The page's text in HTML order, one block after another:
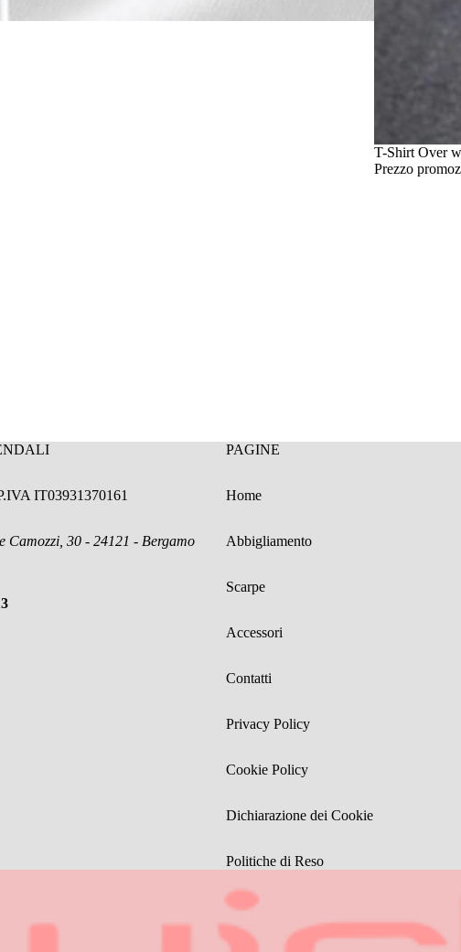
IN OFFERTA
T-Shirt Over
Prezzo
IT03931370161
Camozzi, 30 - 24121 - Bergamo
PAGINE
Home
Abbigliamento
Scarpe
Accessori
Contatti
Privacy Policy
Cookie Policy
Dichiarazione dei Cookie
Politiche di Reso